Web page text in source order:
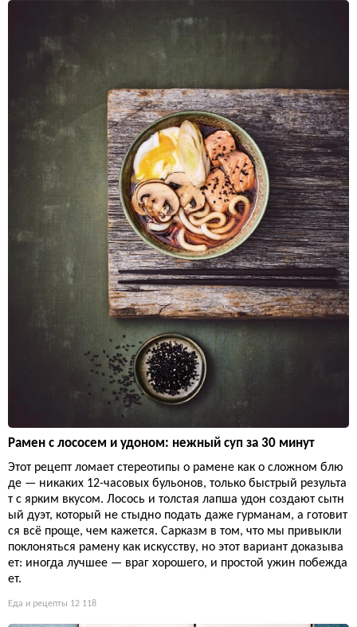
Рамен с лососем и удоном: нежный суп за 30 минут
Этот рецепт ломает стереотипы о рамене как о сложном блю
де — никаких 12-часовых бульонов, только быстрый результа
т с ярким вкусом. Лосось и толстая лапша удон создают сытн
ый дуэт, который не стыдно подать даже гурманам, а готовит
ся всё проще, чем кажется. Сарказм в том, что мы привыкли
поклоняться рамену как искусству, но этот вариант доказыва
ет: иногда лучшее — враг хорошего, и простой ужин побежда
ет.
Еда и рецепты 12 118